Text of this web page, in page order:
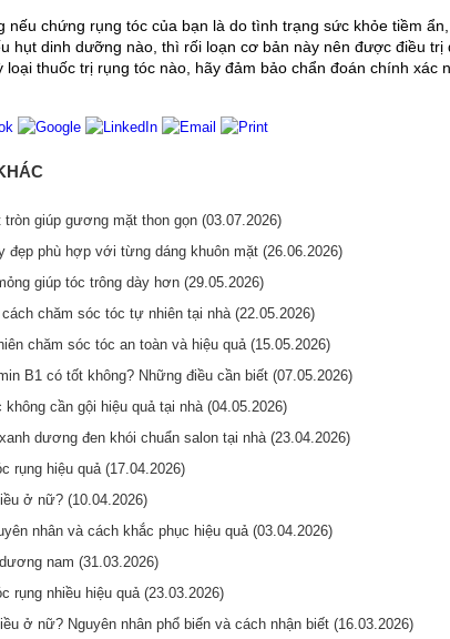
nếu chứng rụng tóc của bạn là do tình trạng sức khỏe tiềm
hụt dinh dưỡng nào, thì rối loạn cơ bản này nên được điều
loại thuốc trị rụng tóc nào, hãy đảm bảo chẩn đoán chính
giúp gương mặt thon gọn (03.07.2026)
đẹp phù hợp với từng dáng khuôn mặt (26.06.2026)
giúp tóc trông dày hơn (29.05.2026)
chăm sóc tóc tự nhiên tại nhà (22.05.2026)
chăm sóc tóc an toàn và hiệu quả (15.05.2026)
B1 có tốt không? Những điều cần biết (07.05.2026)
cần gội hiệu quả tại nhà (04.05.2026)
dương đen khói chuẩn salon tại nhà (23.04.2026)
rụng hiệu quả (17.04.2026)
ở nữ? (10.04.2026)
nhân và cách khắc phục hiệu quả (03.04.2026)
nam (31.03.2026)
rụng nhiều hiệu quả (23.03.2026)
ở nữ? Nguyên nhân phổ biến và cách nhận biết (16.03.2026)